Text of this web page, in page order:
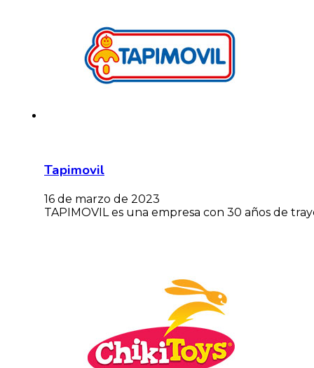
Tapimovil
16 de marzo de 2023
TAPIMOVIL es una empresa con 30 años de